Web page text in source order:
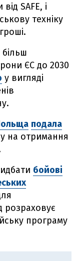
SAFE, і
техніку
ЄС до 2030
у вигляді
подала
на отримання
бойові
розраховує
програму